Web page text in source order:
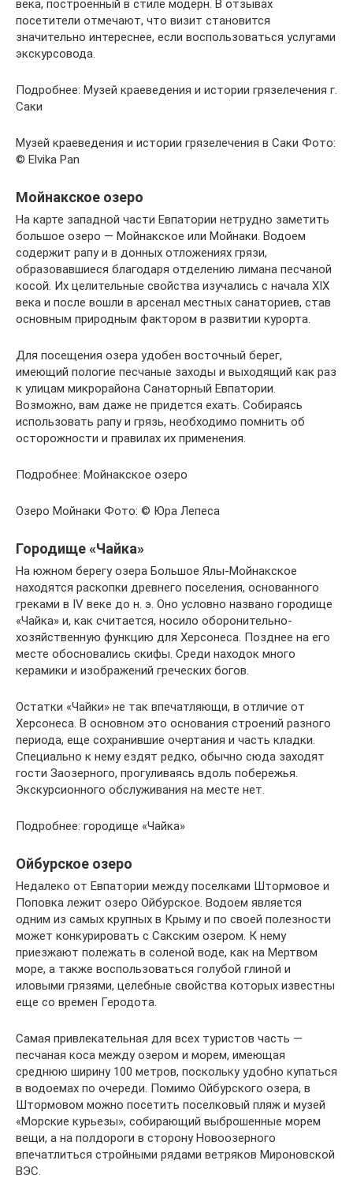
века, построенный в стиле модерн. В отзывах
посетители отмечают, что визит становится
значительно интереснее, если воспользоваться услугами
экскурсовода.
Подробнее: Музей краеведения и истории грязелечения г.
Саки
Музей краеведения и истории грязелечения в Саки Фото:
© Elvika Pan
Мойнакское озеро
На карте западной части Евпатории нетрудно заметить
большое озеро — Мойнакское или Мойнаки. Водоем
содержит рапу и в донных отложениях грязи,
образовавшиеся благодаря отделению лимана песчаной
косой. Их целительные свойства изучались с начала XIX
века и после вошли в арсенал местных санаториев, став
основным природным фактором в развитии курорта.
Для посещения озера удобен восточный берег,
имеющий пологие песчаные заходы и выходящий как раз
к улицам микрорайона Санаторный Евпатории.
Возможно, вам даже не придется ехать. Собираясь
использовать рапу и грязь, необходимо помнить об
осторожности и правилах их применения.
Подробнее: Мойнакское озеро
Озеро Мойнаки Фото: © Юра Лепеса
Городище «Чайка»
На южном берегу озера Большое Ялы-Мойнакское
находятся раскопки древнего поселения, основанного
греками в IV веке до н. э. Оно условно названо городище
«Чайка» и, как считается, носило оборонительно-
хозяйственную функцию для Херсонеса. Позднее на его
месте обосновались скифы. Среди находок много
керамики и изображений греческих богов.
Остатки «Чайки» не так впечатляющи, в отличие от
Херсонеса. В основном это основания строений разного
периода, еще сохранившие очертания и часть кладки.
Специально к нему ездят редко, обычно сюда заходят
гости Заозерного, прогуливаясь вдоль побережья.
Экскурсионного обслуживания на месте нет.
Подробнее: городище «Чайка»
Ойбурское озеро
Недалеко от Евпатории между поселками Штормовое и
Поповка лежит озеро Ойбурское. Водоем является
одним из самых крупных в Крыму и по своей полезности
может конкурировать с Сакским озером. К нему
приезжают полежать в соленой воде, как на Мертвом
море, а также воспользоваться голубой глиной и
иловыми грязями, целебные свойства которых известны
еще со времен Геродота.
Самая привлекательная для всех туристов часть —
песчаная коса между озером и морем, имеющая
среднюю ширину 100 метров, поскольку удобно купаться
в водоемах по очереди. Помимо Ойбурского озера, в
Штормовом можно посетить поселковый пляж и музей
«Морские курьезы», собирающий выброшенные морем
вещи, а на полдороги в сторону Новоозерного
впечатлиться стройными рядами ветряков Мироновской
ВЭС.